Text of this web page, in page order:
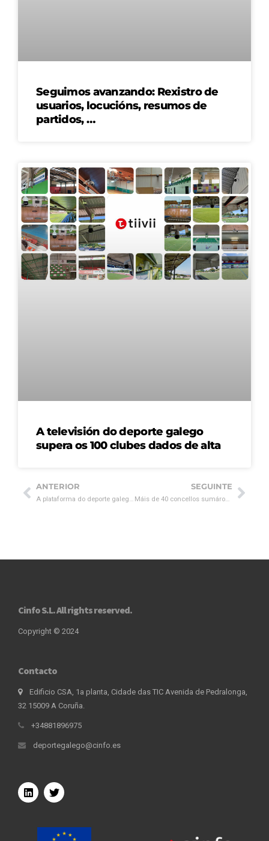
Seguimos avanzando: Rexistro de
usuarios, locucións, resumos de
partidos, …
A televisión do deporte galego
supera os 100 clubes dados de alta
ANTERIOR
A plataforma do deporte galego comeza as súas emisións de proba
SEGUINTE
Máis de 40 concellos sumáronse xa ao proxecto da televisión do deporte galego.
Cinfo S.L. All rights reserved.
Copyright © 2024
Contacto
Edificio CSA, 1a planta, Cidade das TIC Avenida de Pedralonga,
32 15009 A Coruña.
+34881896975
deportegalego@cinfo.es